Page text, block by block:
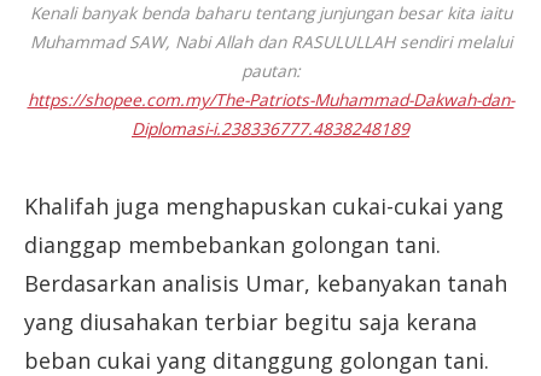
Kenali banyak benda baharu tentang junjungan besar kita iaitu
Muhammad SAW, Nabi Allah dan RASULULLAH sendiri melalui
pautan:
https://shopee.com.my/The-Patriots-Muhammad-Dakwah-dan-
Diplomasi-i.238336777.4838248189
Khalifah juga menghapuskan cukai-cukai yang
dianggap membebankan golongan tani.
Berdasarkan analisis Umar, kebanyakan tanah
yang diusahakan terbiar begitu saja kerana
beban cukai yang ditanggung golongan tani.